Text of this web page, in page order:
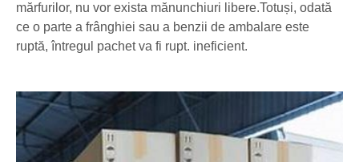
mărfurilor, nu vor exista mănunchiuri libere.Totuși, odată
ce o parte a frânghiei sau a benzii de ambalare este
ruptă, întregul pachet va fi rupt. ineficient.